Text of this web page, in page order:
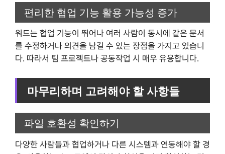
편리한 협업 기능 활용 가능성 증가
워드는 협업 기능이 뛰어나 여러 사람이 동시에 같은 문서
를 수정하거나 의견을 남길 수 있는 장점을 가지고 있습니
다. 따라서 팀 프로젝트나 공동작업 시 매우 유용합니다.
마무리하며 고려해야 할 사항들
파일 호환성 확인하기
다양한 사람들과 협업하거나 다른 시스템과 연동해야 할 경